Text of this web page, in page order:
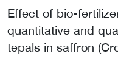
Effect of bio-
quantitative and
tepals in saffron